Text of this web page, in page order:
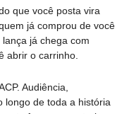
que você posta vira
já comprou de você
já chega com
abrir o carrinho.
Audiência,
longo de toda a história